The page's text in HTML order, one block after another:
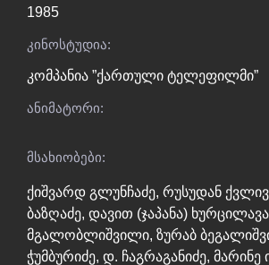
1985
კინოსტუდია:
კომპანია ”ქართული ტელეფილმი”
ანიმატორი:
მსახიობები:
ქიშვარდ გლუნჩაძე, რუსუდან
ბაზღაძე, დავით (ჯაპანა) ხურცილავა
მგალობლიშვილი, ზურაბ
ჭუმბურიძე, დ. ჩაგრაგანიძე, მარინე